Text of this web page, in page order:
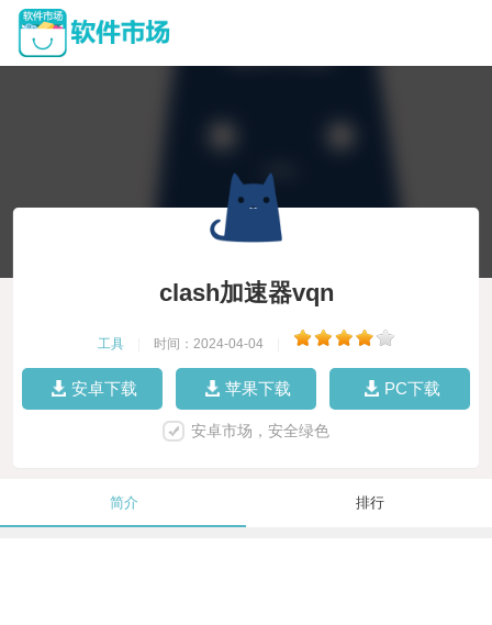
clash加速器vqn
工具 时间：2024-04-04
安卓下载 苹果下载 PC下载
安卓市场，安全绿色
简介 排行